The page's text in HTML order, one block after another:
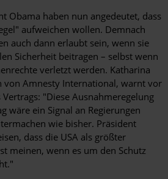
Obama haben nun angedeutet, dass
aufweichen wollen. Demnach
auch dann erlaubt sein, wenn sie
Sicherheit beitragen – selbst wenn
verletzt werden. Katharina
von Amnesty International, warnt vor
"Diese Ausnahmeregelung
wäre ein Signal an Regierungen
wie bisher. Präsident
dass die USA als größter
meinen, wenn es um den Schutz